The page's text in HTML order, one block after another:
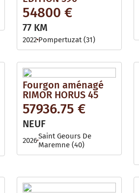
54800 €
77 KM
2022 Pompertuzat (31)
Fourgon aménagé
RIMOR HORUS 45
57936.75 €
NEUF
2026Saint Geours De
Maremne (40)